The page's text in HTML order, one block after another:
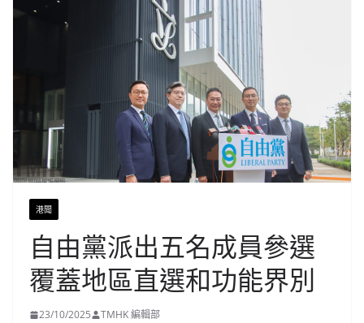
港聞
自由黨派出五名成員參選
覆蓋地區直選和功能界別
23/10/2025 TMHK 編輯部